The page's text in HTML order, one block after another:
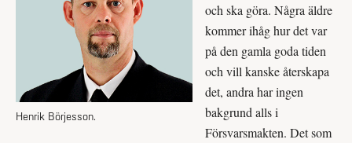
Henrik Börjesson.
och ska göra. Några äldre
kommer ihåg hur det var
på den gamla goda tiden
och vill kanske återskapa
det, andra har ingen
bakgrund alls i
Försvarsmakten. Det som